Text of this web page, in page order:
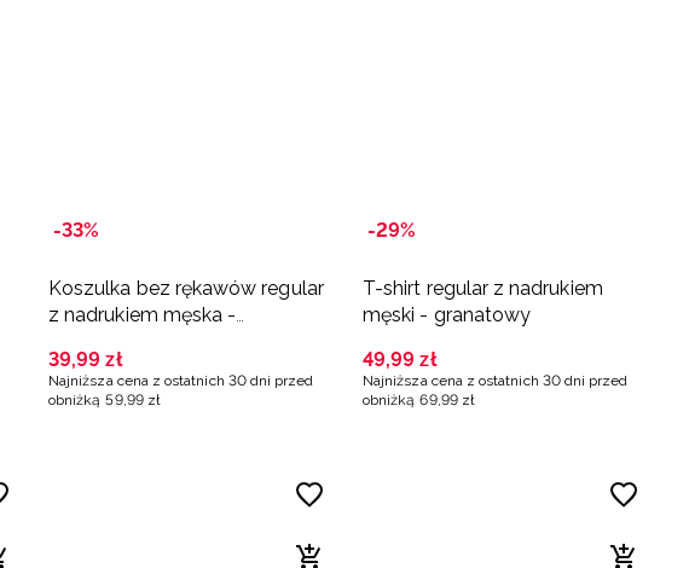
-33%
Koszulka bez rękawów regular
z nadrukiem męska -
39,99 zł
Najniższa cena z ostatnich 30 dni przed
obniżką 59, 99 zł
-29%
T-shirt regular z nadrukiem
męski - granatowy
49,99 zł
Najniższa cena z ostatnich 30 dni przed
obniżką 69, 99 zł